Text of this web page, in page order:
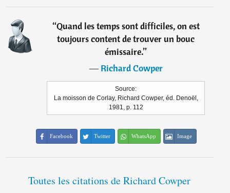
“Quand les temps sont difficiles, on est
toujours content de trouver un bouc
émissaire.”
―Richard Cowper
Source:
La moisson de Corlay, Richard Cowper, éd. Denoël,
1981, p. 112
Facebook Twitter WhatsApp Image
Toutes les citations de Richard Cowper